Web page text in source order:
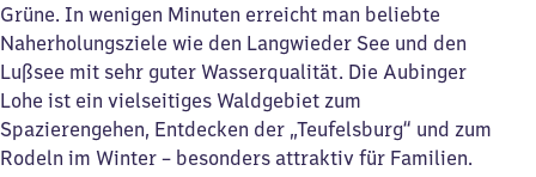
Grüne. In wenigen Minuten erreicht man beliebte
Naherholungsziele wie den Langwieder See und den
Lußsee mit sehr guter Wasserqualität. Die Aubinger
Lohe ist ein vielseitiges Waldgebiet zum
Spazierengehen, Entdecken der „Teufelsburg“ und zum
Rodeln im Winter – besonders attraktiv für Familien.